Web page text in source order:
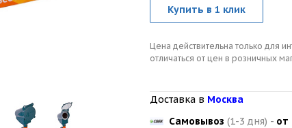
Купить в 1 клик
Цена действительна только для
отличаться от цен в розничных
Доставка в Москва
Самовывоз (1-3 дня) - от